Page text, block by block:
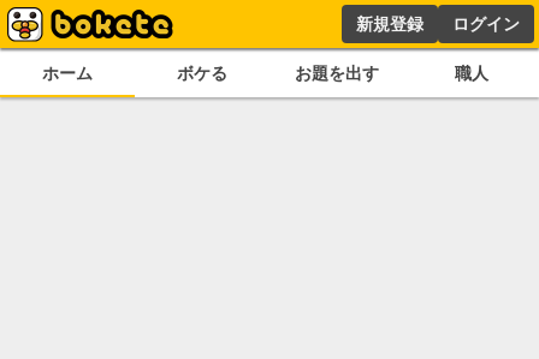
新規登録 ログイン
ホーム ボケる お題を出す 職人